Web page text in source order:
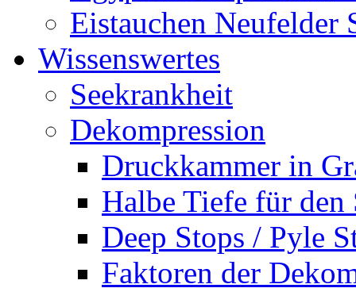
Eistauchen Neufelder
Wissenswertes
Seekrankheit
Dekompression
Druckkammer in
Halbe Tiefe für den
Deep Stops / Pyle
Faktoren der